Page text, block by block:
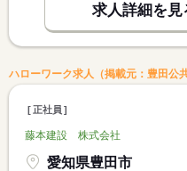
求人詳細を見
ハローワーク求人（掲載元：豊田公
正社員
藤本建設 株式会社
愛知県豊田市